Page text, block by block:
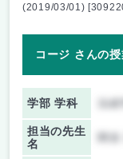
(2019/03/01)
コージ さんの
学部 学科 法
担当の先生
名